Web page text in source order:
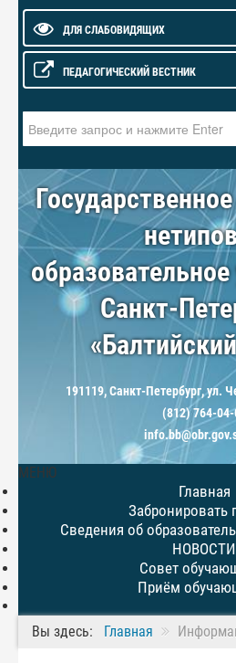
ДЛЯ СЛАБОВИДЯЩИХ
ПЕДАГОГИЧЕСКИЙ ВЕСТНИК
Санкт-
191119, Санкт-Петербург, ул.
(812) 764-04-
МЕНЮ
Главная
Забронировать
Сведения об
НОВОСТИ
Совет
Приём
Вы здесь: Главная